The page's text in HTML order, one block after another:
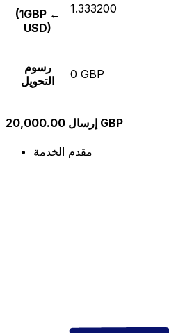
(1GBP ←
USD)
1.333200
رسوم
التحويل
0 GBP
إرسال 20,000.00 GBP
مقدم الخدمة